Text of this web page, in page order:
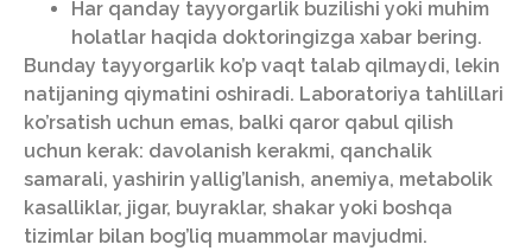
Har qanday tayyorgarlik buzilishi yoki muhim
holatlar haqida doktoringizga xabar bering.
Bunday tayyorgarlik ko’p vaqt talab qilmaydi, lekin
natijaning qiymatini oshiradi. Laboratoriya tahlillari
ko’rsatish uchun emas, balki qaror qabul qilish
uchun kerak: davolanish kerakmi, qanchalik
samarali, yashirin yallig’lanish, anemiya, metabolik
kasalliklar, jigar, buyraklar, shakar yoki boshqa
tizimlar bilan bog’liq muammolar mavjudmi.